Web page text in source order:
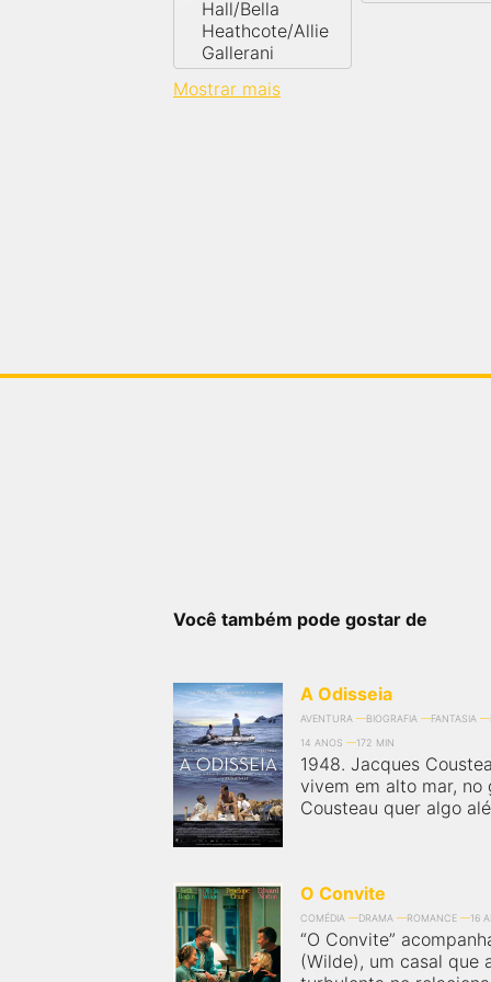
Hall/Bella
Heathcote/Allie
Gallerani
Mostrar mais
Você também pode gostar de
A Odisseia
AVENTURA BIOGRAFIA FANTASIA
14 ANOS
172 MIN
1948. Jacques
vivem em alto mar, no
Cousteau quer algo
O Convite
COMÉDIA DRAMA ROMANCE 16
“O Convite”
(Wilde), um casal que